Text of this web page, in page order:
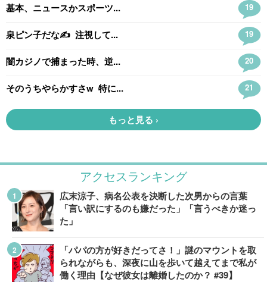
アクセスランキング
広末涼子、病名公表を決断した次男からの言葉
「言い訳にするのも嫌だった」「言うべきか迷っ
た」
「パパの方が好きだってさ！」謎のマウントを取
られながらも、深夜に山を歩いて越えてまで私が
働く理由【なぜ彼女は離婚したのか？ #39】